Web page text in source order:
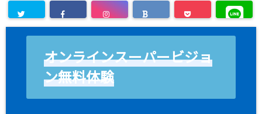
オンラインスーパービジョ
ン無料体験